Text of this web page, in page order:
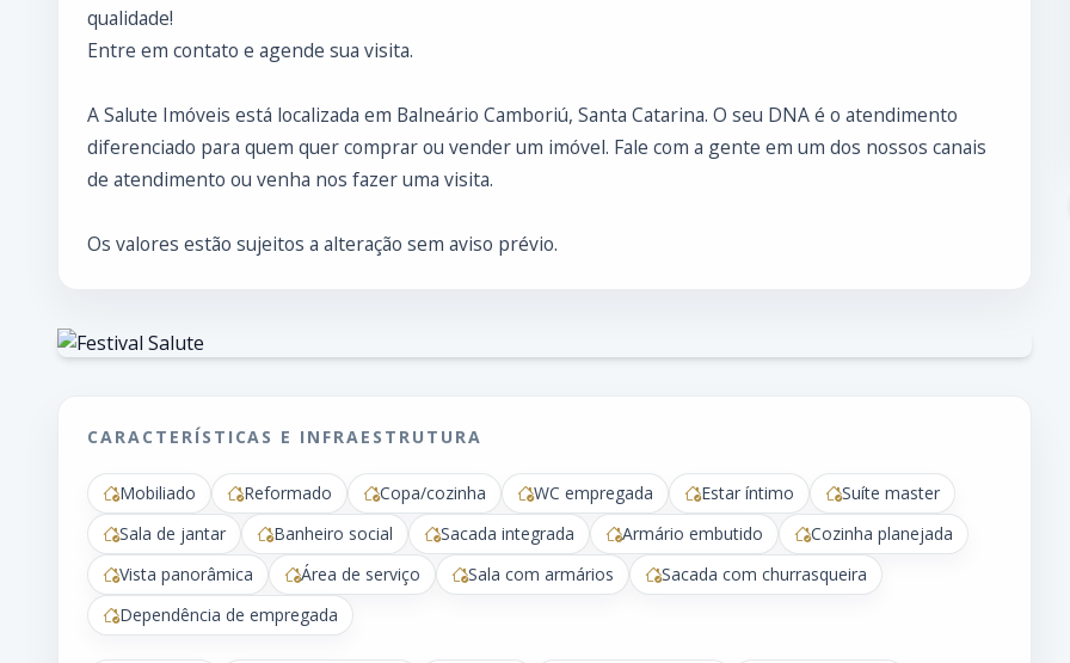
qualidade!
Entre em contato e agende sua visita.
A Salute Imóveis está localizada em Balneário Camboriú, Santa Catarina. O seu DNA é o atendimento
diferenciado para quem quer comprar ou vender um imóvel. Fale com a gente em um dos nossos canais
de atendimento ou venha nos fazer uma visita.
Os valores estão sujeitos a alteração sem aviso prévio.
CARACTERÍSTICAS E INFRAESTRUTURA
Mobiliado Reformado Copa/cozinha WC empregada Estar íntimo
Suíte master
Sala de jantar
Banheiro social Sacada integrada Armário embutido
Cozinha planejada
Vista panorâmica
Área de serviço Sala com armários
Sacada com churrasqueira
Dependência de empregada